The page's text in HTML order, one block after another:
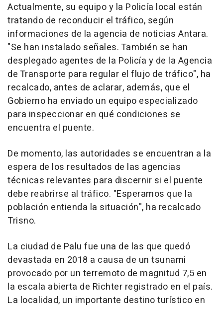
Actualmente, su equipo y la Policía local están
tratando de reconducir el tráfico, según
informaciones de la agencia de noticias Antara.
"Se han instalado señales. También se han
desplegado agentes de la Policía y de la Agencia
de Transporte para regular el flujo de tráfico", ha
recalcado, antes de aclarar, además, que el
Gobierno ha enviado un equipo especializado
para inspeccionar en qué condiciones se
encuentra el puente.
De momento, las autoridades se encuentran a la
espera de los resultados de las agencias
técnicas relevantes para discernir si el puente
debe reabrirse al tráfico. "Esperamos que la
población entienda la situación", ha recalcado
Trisno.
La ciudad de Palu fue una de las que quedó
devastada en 2018 a causa de un tsunami
provocado por un terremoto de magnitud 7,5 en
la escala abierta de Richter registrado en el país.
La localidad, un importante destino turístico en